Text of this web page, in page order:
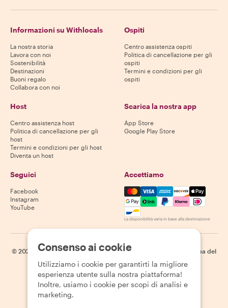
Informazioni su Withlocals
La nostra storia
Lavora con noi
Sostenibilità
Destinazioni
Buoni regalo
Collabora con noi
Ospiti
Centro assistenza ospiti
Politica di cancellazione per gli
ospiti
Termini e condizioni per gli
ospiti
Host
Centro assistenza host
Politica di cancellazione per gli
host
Termini e condizioni per gli host
Diventa un host
Scarica la nostra app
App Store
Google Play Store
Seguici
Facebook
Instagram
YouTube
Accettiamo
Mastercard, Visa, Amex,
La disponibilità varia in base alla destinazione
© 2026 Withlocals.com | Informativa sulla privacy
Mappa del
Consenso ai cookie
Utilizziamo i cookie per garantirti la migliore
esperienza utente sulla nostra piattaforma!
Inoltre, usiamo i cookie per scopi di analisi e
marketing.